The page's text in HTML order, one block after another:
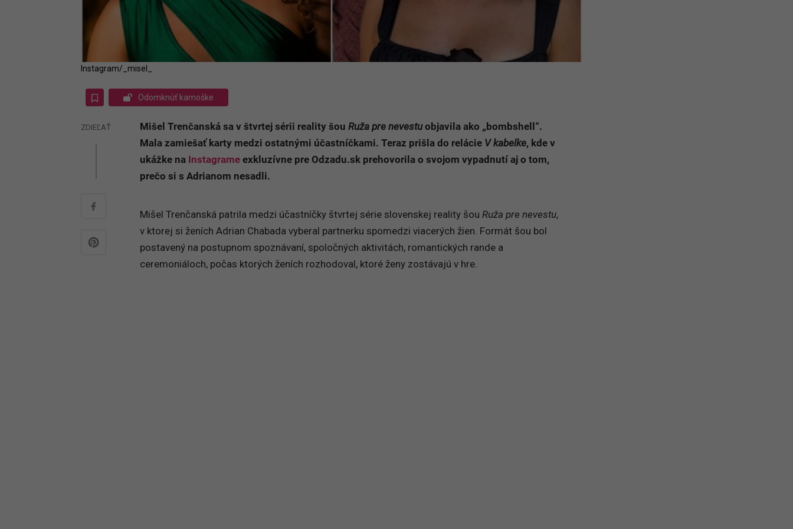
Instagram/_misel_
Odomknúť kamoške
ZDIEĽAŤ Mišel Trenčanská sa v štvrtej sérii reality šou Ruža pre nevestuobjavila ako „bombshell“.
Mala zamiešať karty medzi ostatnými účastníčkami. Teraz prišla do relácie V kabelke, kde v
ukážke na Instagrame exkluzívne pre Odzadu.sk prehovorila o svojom vypadnutí aj o tom,
prečo si s Adrianom nesadli.
Mišel Trenčanská patrila medzi účastníčky štvrtej série slovenskej reality šou Ruža pre nevestu,
v ktorej si ženích Adrian Chabada vyberal partnerku spomedzi viacerých žien. Formát šou bol
postavený na postupnom spoznávaní, spoločných aktivitách, romantických rande a
ceremoniáloch, počas ktorých ženích rozhodoval, ktoré ženy zostávajú v hre.